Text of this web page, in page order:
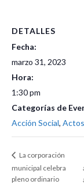
DETALLES
Fecha:
marzo 31, 2023
Hora:
1:30 pm
Categorías de
Acción Social, Actos
La corporación
municipal celebra
pleno ordinario